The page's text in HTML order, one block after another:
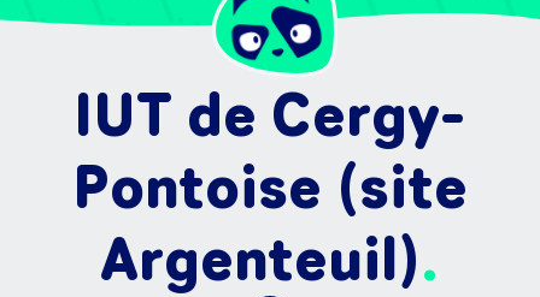
IUT de Cergy-
Pontoise (site
Argenteuil)